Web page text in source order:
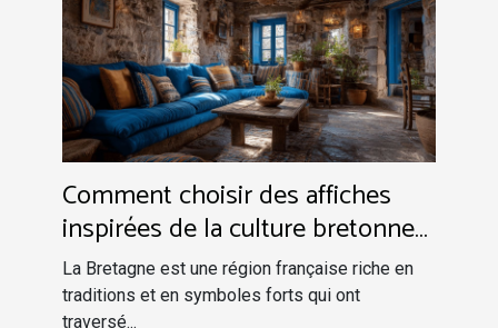
Comment choisir des affiches
inspirées de la culture bretonne
pour votre intérieur
La Bretagne est une région française riche en
traditions et en symboles forts qui ont
traversé...